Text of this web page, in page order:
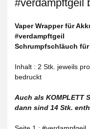
#verdampftgeil
Vaper Wrapper für
#verdampftgeil
Schrumpfschläuch für
Inhalt : 2 Stk. jeweils
bedruckt
Auch als KOMPLETT
dann sind 14 Stk.